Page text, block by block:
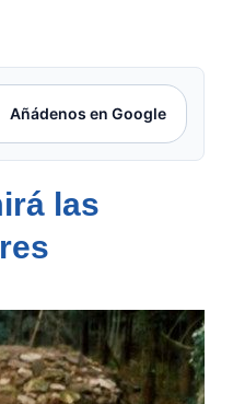
Añádenos en Google
las